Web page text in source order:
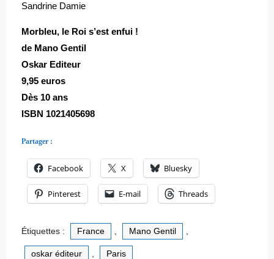
Sandrine Damie
Morbleu, le Roi s’est enfui !
de Mano Gentil
Oskar Editeur
9,95 euros
Dès 10 ans
ISBN 1021405698
Partager :
Facebook X Bluesky
Pinterest E-mail Threads
Étiquettes : France Mano Gentil
oskar éditeur Paris